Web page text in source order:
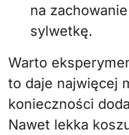
na
sylwetkę.
Warto
to daje najwięcej
konieczności
Nawet lekka